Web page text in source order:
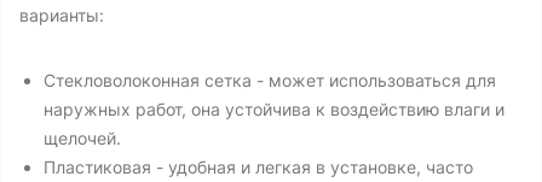
варианты:
Стекловолоконная сетка - может использоваться для
наружных работ, она устойчива к воздействию влаги и
щелочей.
Пластиковая - удобная и легкая в установке, часто